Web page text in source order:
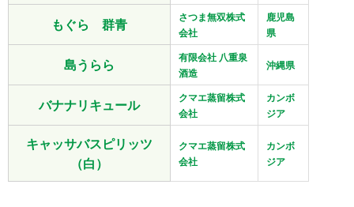
もぐら 群青
さつま無双株式
会社
鹿児島
県
島うらら
有限会社 八重泉
酒造
沖縄県
バナナリキュール
クマエ蒸留株式
会社
カンボ
ジア
キャッサバスピリッツ
（白）
クマエ蒸留株式
会社
カンボ
ジア